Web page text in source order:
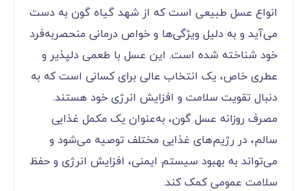
انواع عسل طبیعی است که از شهد گیاه گون به دست
می‌آید و به دلیل ویژگی‌ها و خواص درمانی منحصر‌به‌فرد
خود شناخته شده است. این عسل با طعمی دلپذیر و
عطری خاص، یک انتخاب عالی برای کسانی است که به
دنبال تقویت سلامت و افزایش انرژی خود هستند.
مصرف روزانه عسل گون، به‌عنوان یک مکمل غذایی
سالم، در رژیم‌های غذایی مختلف توصیه می‌شود و
می‌تواند به بهبود سیستم ایمنی، افزایش انرژی و حفظ
سلامت عمومی کمک کند.